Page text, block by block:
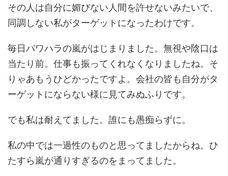
その人は自分に媚びない人間を許せないみたいで、
同調しない私がターゲットになったわけです。
毎日パワハラの嵐がはじまりました。無視や陰口は
当たり前。仕事も振ってくれなくなりましたね。そ
りゃあもうひどかったですよ。会社の皆も自分がタ
ーゲットにならない様に見てみぬふりです。
でも私は耐えてました。誰にも愚痴らずに。
私の中では一過性のものと思ってましたからね。ひ
たすら嵐が通りすぎるのをまってました。